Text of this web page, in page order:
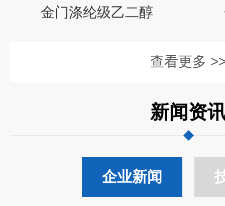
金门涤纶级乙二醇
查看更多
新闻资
企业新闻